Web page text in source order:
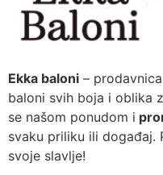
Ekka baloni –
baloni svih boja i oblika
se našom ponudom i
svaku priliku ili događaj.
svoje slavlje!